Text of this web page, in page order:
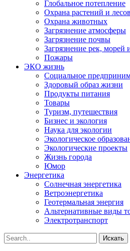
Глобальное потепление
Охрана растений и лесов
Охрана животных
Загрязнение атмосферы
Загрязнение почвы
Загрязнение рек, морей
Пожары
ЭКО жизнь
Социальное
Здоровый образ жизни
Продукты питания
Товары
Туризм, путешествия
Бизнес и экология
Наука для экологии
Экологическое
Экологические проекты
Жизнь города
Юмор
Энергетика
Солнечная энергетика
Ветроэнергетика
Геотермальная энергия
Альтернативные виды
Электротранспорт